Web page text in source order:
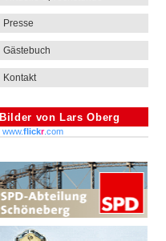
Presse
Gästebuch
Kontakt
Bilder von Lars Oberg
www.flickr.com